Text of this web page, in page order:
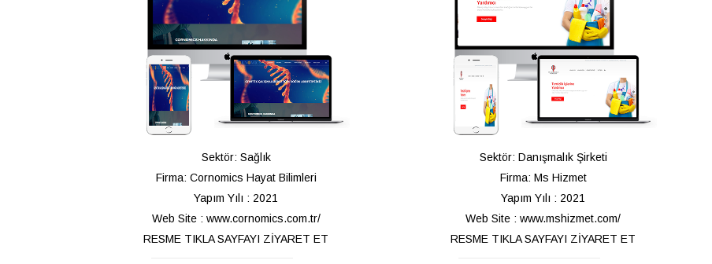
Sektör: Sağlık
Firma: Cornomics Hayat Bilimleri
Yapım Yılı : 2021
Web Site : www.cornomics.com.tr/
RESME TIKLA SAYFAYI ZİYARET ET
Sektör: Danışmalık Şirketi
Firma: Ms Hizmet
Yapım Yılı : 2021
Web Site : www.mshizmet.com/
RESME TIKLA SAYFAYI ZİYARET ET